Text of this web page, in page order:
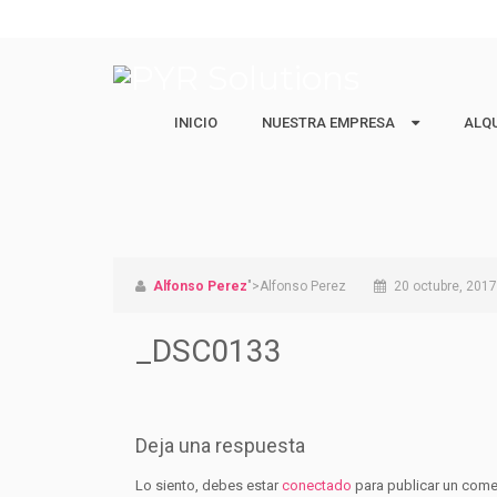
INICIO NUESTRA EMPRESA
NUESTRA EMPRESA
Alfonso Perez">Alfonso Perez 20 octubre, 2017
_DSC0133
Deja una respuesta
Lo siento, debes estarconectado para publicar un